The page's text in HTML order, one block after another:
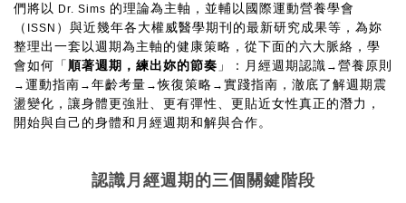
們將以
Dr. Sims 的理論為主軸，並輔以國際運動營養學會
（ ISSN ）與近幾年各大權威醫學期刊的最新研究成果等，為妳
整理出一套以週期為主軸的健康策略，從下面的六大脈絡，學
會如何「 順著週期，練出妳的節奏 」：月經週期認識 → 營養原則
→ 運動指南 → 年齡考量 →恢復策略 → 實踐指南，澈底了解週期震
盪變化，讓身體更強壯、更有彈性、更貼近女性真正的潛力，
開始與自己的身體和月經週期和解與合作。
認識月經週期的三個關鍵階段